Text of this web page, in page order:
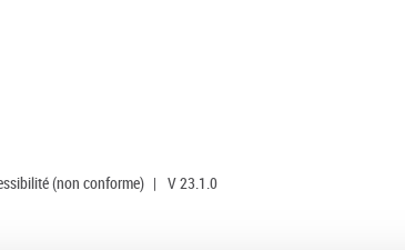
(non conforme) | V 23.1.0